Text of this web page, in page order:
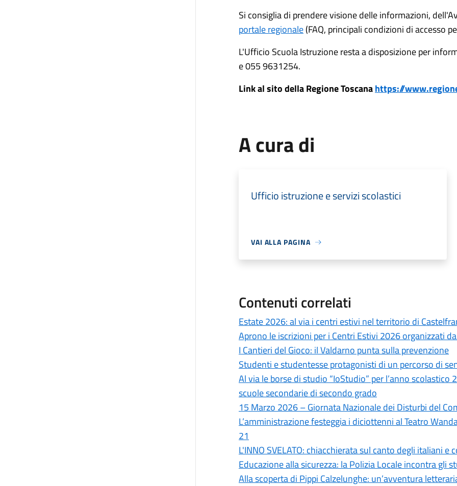
Si consiglia di prendere visione delle informazioni,
portale regionale(FAQ, principali condizioni di accesso
L'Ufficio Scuola Istruzione resta a disposizione per
e 055 9631254.
Link al sito della Regione Toscanahttps://
A cura di
Ufficio istruzione e servizi scolastici
VAI ALLA PAGINA
Contenuti correlati
Estate 2026: al via i centri estivi nel territorio di
Aprono le iscrizioni per i Centri Estivi 2026 organizzati
I Cantieri del Gioco: il Valdarno punta sulla prevenzione
Studenti e studentesse protagonisti di un percorso di
Al via le borse di studio “IoStudio” per l’anno
scuole secondarie di secondo grado
15 Marzo 2026 – Giornata Nazionale dei Disturbi del
L’amministrazione festeggia i diciottenni al Teatro
21
L'INNO SVELATO: chiacchierata sul canto degli italiani
Educazione alla sicurezza: la Polizia Locale incontra
Alla scoperta di Pippi Calzelunghe: un’avventura